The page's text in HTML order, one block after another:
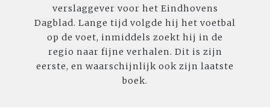
verslaggever voor het Eindhovens
Dagblad. Lange tijd volgde hij het voetbal
op de voet, inmiddels zoekt hij in de
regio naar fijne verhalen. Dit is zijn
eerste, en waarschijnlijk ook zijn laatste
boek.